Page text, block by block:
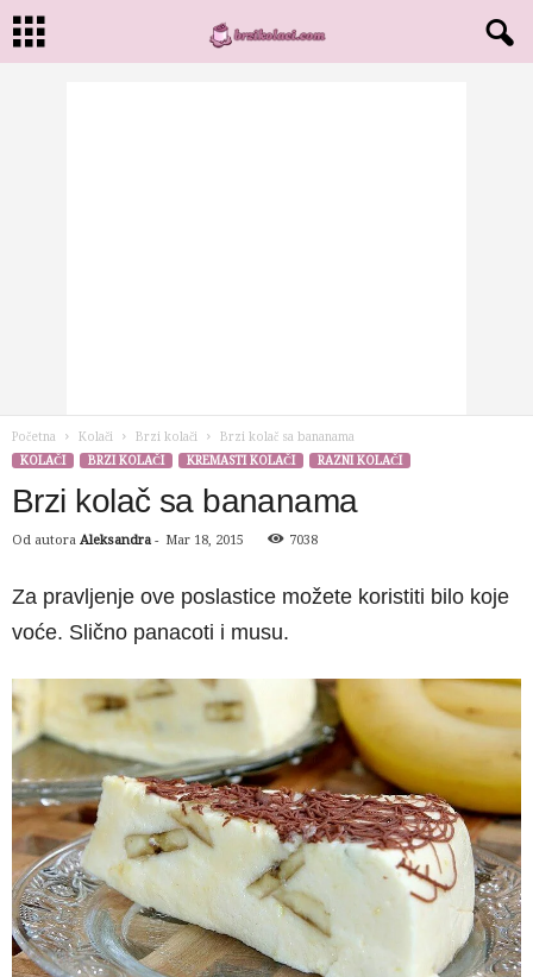
Početna Kolači Brzi kolači
Brzi kolač sa bananama
KOLAČI
BRZI KOLAČI KREMASTI KOLAČI RAZNI KOLAČI
Brzi kolač sa bananama
Od autora Aleksandra - Mar 18, 2015 7038
Za pravljenje ove poslastice možete koristiti bilo koje
voće. Slično panacoti i musu.